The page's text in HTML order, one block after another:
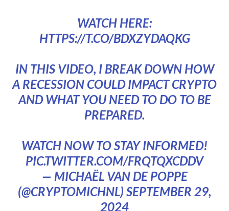
WATCH HERE:
HTTPS://T.CO/BDXZYDAQKG
IN THIS VIDEO, I BREAK DOWN HOW
A RECESSION COULD IMPACT CRYPTO
AND WHAT YOU NEED TO DO TO BE
PREPARED.
WATCH NOW TO STAY INFORMED!
PIC.TWITTER.COM/FRQTQXCDDV
— MICHAËL VAN DE POPPE
(@CRYPTOMICHNL) SEPTEMBER 29,
2024